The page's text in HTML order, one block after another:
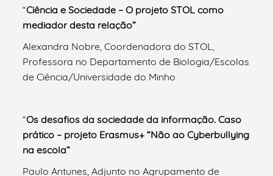
“Ciência e Sociedade – O projeto STOL como
mediador desta relação”
Alexandra Nobre, Coordenadora do STOL,
Professora no Departamento de Biologia/Escolas
de Ciência/Universidade do Minho
“Os desafios da sociedade da informação. Caso
prático – projeto Erasmus+ “Não ao Cyberbullying
na escola”
Paulo Antunes, Adjunto no Agrupamento de